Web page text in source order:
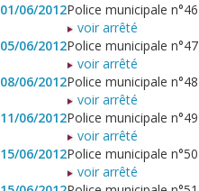
01/06/2012Police municipale n°46
voir arrêté
05/06/2012Police municipale n°47
voir arrêté
08/06/2012Police municipale n°48
voir arrêté
11/06/2012Police municipale n°49
voir arrêté
15/06/2012Police municipale n°50
voir arrêté